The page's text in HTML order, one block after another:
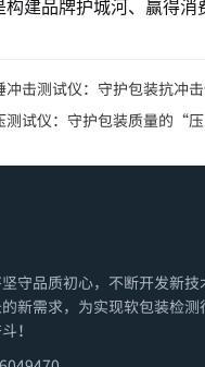
建品牌护城河、赢得消
冲击测试仪：守护包装抗冲
测试仪：守护包装质量的“
守品质初心，不断开发新
新需求，为实现软包装检
！